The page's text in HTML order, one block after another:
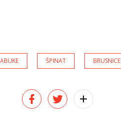
ŠPINAT BRUSNICE